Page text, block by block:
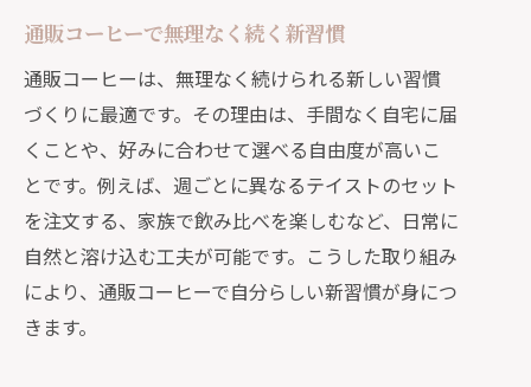
通販コーヒーで無理なく続く新習慣
通販コーヒーは、無理なく続けられる新しい習慣
づくりに最適です。その理由は、手間なく自宅に届
くことや、好みに合わせて選べる自由度が高いこ
とです。例えば、週ごとに異なるテイストのセット
を注文する、家族で飲み比べを楽しむなど、日常に
自然と溶け込む工夫が可能です。こうした取り組み
により、通販コーヒーで自分らしい新習慣が身につ
きます。